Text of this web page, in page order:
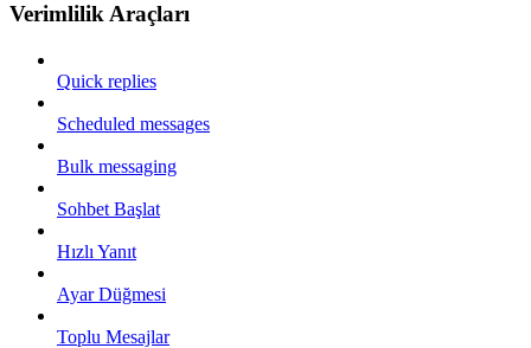
Verimlilik Araçları
Quick replies
Scheduled messages
Bulk messaging
Sohbet Başlat
Hızlı Yanıt
Ayar Düğmesi
Toplu Mesajlar